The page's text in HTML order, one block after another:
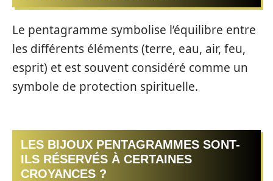
Le pentagramme symbolise l’équilibre entre
les différents éléments (terre, eau, air, feu,
esprit) et est souvent considéré comme un
symbole de protection spirituelle.
LES BIJOUX PENTAGRAMMES SONT-
ILS RÉSERVÉS À CERTAINES
CROYANCES ?